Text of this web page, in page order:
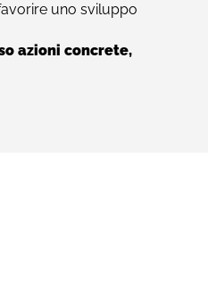
uno sviluppo
azioni concrete,